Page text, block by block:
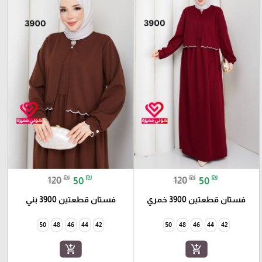
120₪ 50 ₪
فستان قطعتين 3900 خمري
42
44
46
48
50
add_shopping_cart
120₪ 50 ₪
فستان قطعتين 3900 بني
42
44
46
48
50
add_shopping_cart